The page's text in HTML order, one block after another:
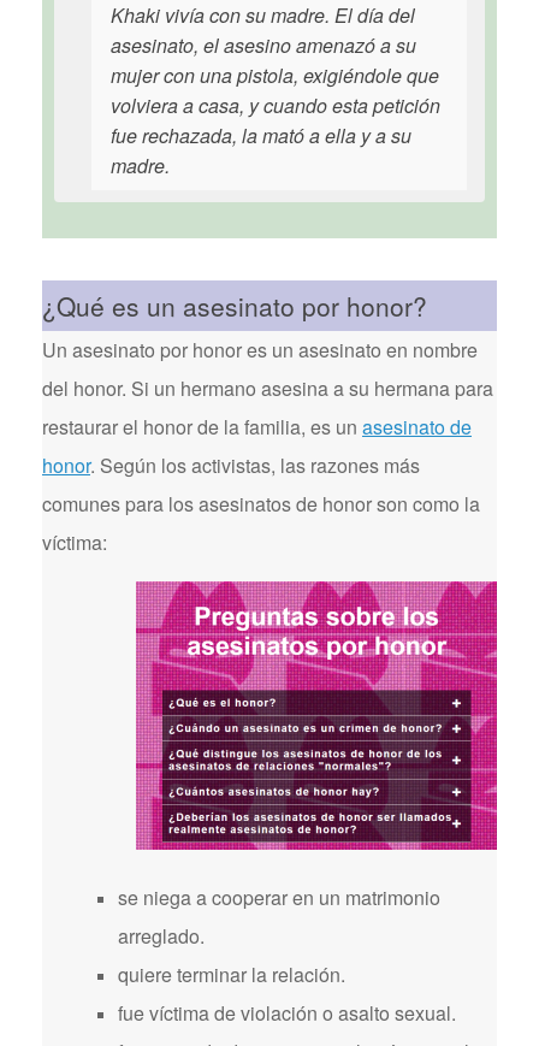
Khaki vivía con su madre. El día del
asesinato, el asesino amenazó a su
mujer con una pistola, exigiéndole que
volviera a casa, y cuando esta petición
fue rechazada, la mató a ella y a su
madre.
¿Qué es un asesinato por honor?
Un asesinato por honor es un asesinato en nombre
del honor. Si un hermano asesina a su hermana para
restaurar el honor de la familia, es un asesinato de
honor. Según los activistas, las razones más
comunes para los asesinatos de honor son como la
víctima:
se niega a cooperar en un matrimonio
arreglado.
quiere terminar la relación.
fue víctima de violación o asalto sexual.